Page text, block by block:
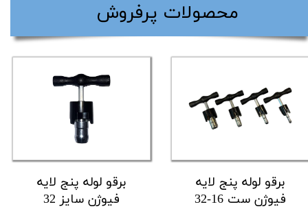
برقو لوله پنج لایه
فیوژن ست 16-32
برقو لوله پنج لایه
فیوژن سایز 32
​محصولات پرفروش